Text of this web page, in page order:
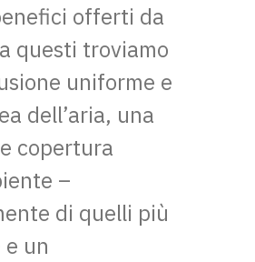
offerti da
questi troviamo
uniforme e
dell’aria, una
copertura
–
di quelli più
un